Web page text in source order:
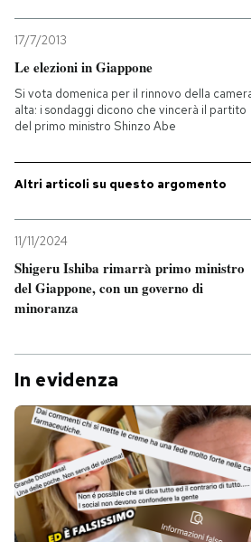
17/7/2013
Le elezioni in Giappone
Si vota domenica per il rinnovo della
alta: i sondaggi dicono che vincerà il partito
del primo ministro Shinzo Abe
Altri articoli su questo argomento
11/11/2024
Shigeru Ishiba rimarrà primo ministro
del Giappone, con un governo di
minoranza
In evidenza